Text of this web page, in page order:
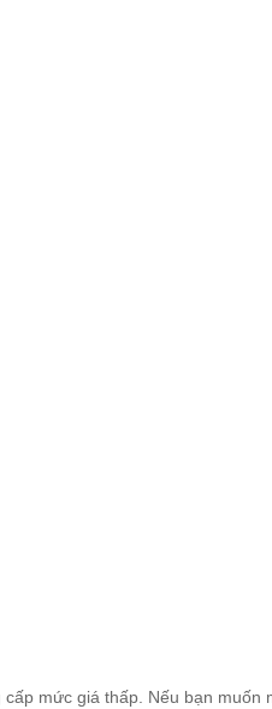
mức giá thấp. Nếu bạn muốn